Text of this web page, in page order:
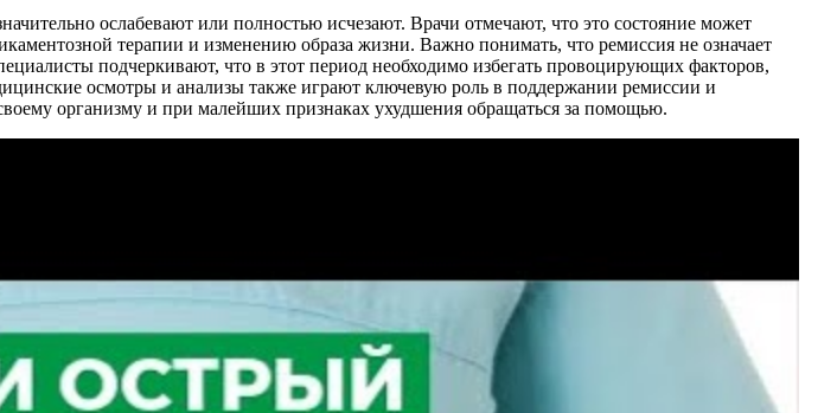
ослабевают или полностью исчезают. Врачи отмечают, что это состояние может
терапии и изменению образа жизни. Важно понимать, что ремиссия не означает
подчеркивают, что в этот период необходимо избегать провоцирующих факторов,
осмотры и анализы также играют ключевую роль в поддержании ремиссии и
организму и при малейших признаках ухудшения обращаться за помощью.